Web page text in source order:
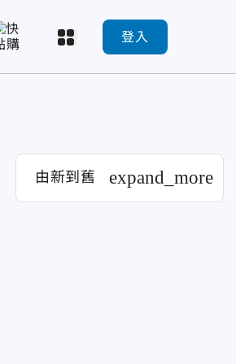
登入
由新到舊 expand_more